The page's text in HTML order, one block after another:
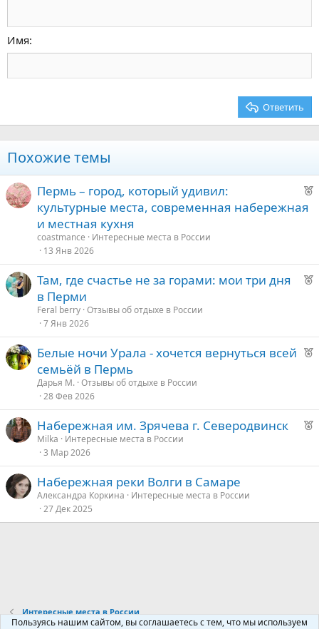
18
22
Tahoma
Times New Roman
Заголовок 2
Заголовок 3
Имя
Ответить
Похожие темы
Р
е
н
Пермь – город, который удивил:
культурные места, современная набережная
и местная кухня
coastmance
Интересные места в России
13 Янв 2026
Р
е
е
Там, где счастье не за горами: мои три дня
в Перми
Feral berry Отзывы об отдыхе в России
7 Янв 2026
Р
е
у
Белые ночи Урала - хочется вернуться всей
семьёй в Пермь
Дарья М. Отзывы об отдыхе в России
28 Фев 2026
Р
о
Набережная им. Зрячева г. Северодвинск
Milka
Интересные места в России
3 Мар 2026
Набережная реки Волги в Самаре
Александра Коркина
Интересные места в России
27 Дек 2025
Интересные места в России
Пользуясь нашим сайтом, вы соглашаетесь с тем, что мы используем